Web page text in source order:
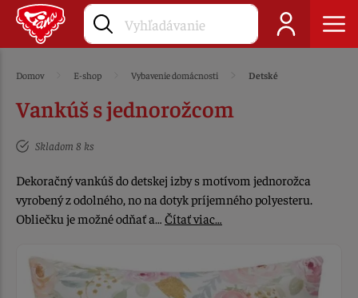
Domov E-shop Vybavenie domácnosti Detské
Vankúš s jednorožcom
Skladom 8 ks
Dekoračný vankúš do detskej izby s motívom jednorožca
vyrobený z odolného, no na dotyk príjemného polyesteru.
Obliečku je možné odňať a… Čítať viac…